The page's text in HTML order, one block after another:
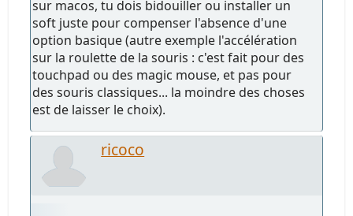
sur macos, tu dois bidouiller ou installer un
soft juste pour compenser l'absence d'une
option basique (autre exemple l'accélération
sur la roulette de la souris : c'est fait pour des
touchpad ou des magic mouse, et pas pour
des souris classiques... la moindre des choses
est de laisser le choix).
ricoco